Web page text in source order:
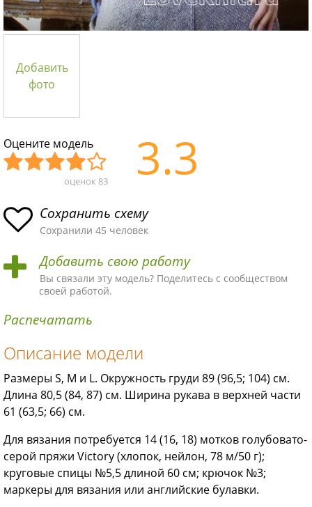
Добавить
фото
Оцените модель
асн
ая
ма
пло
хая
ма
ыч
ная
ма
Хор
ая
ма
Отл
ая
ма!
оценок 83 3.3
Сохранить схему
Сохранили 45 человек
Добавить свою работу
Вы связали эту модель? Поделитесь с сообществом
своей работой.
Распечатать
Описание модели
Размеры S, M и L. Окружность груди 89 (96,5; 104) см.
Длина 80,5 (84, 87) см. Ширина рукава в верхней части
61 (63,5; 66) см.
Для вязания потребуется 14 (16, 18) мотков голубовато-
серой пряжи Victory (хлопок, нейлон, 78 м/50 г);
круговые спицы №5,5 длиной 60 см; крючок №3;
маркеры для вязания или английские булавки.